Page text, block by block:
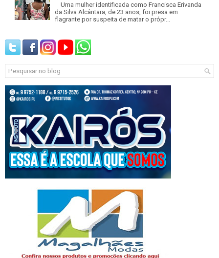
Uma mulher identificada como Francisca Erivanda
da Silva Alcântara, de 23 anos, foi presa em
flagrante por suspeita de matar o própr...